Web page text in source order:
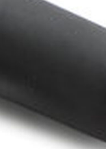
VARUOSAD
VARUSTUS
TEHNIKA